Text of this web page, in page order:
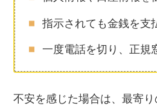
指示されても金銭を支
一度電話を切り、正規
不安を感じた場合は、最寄